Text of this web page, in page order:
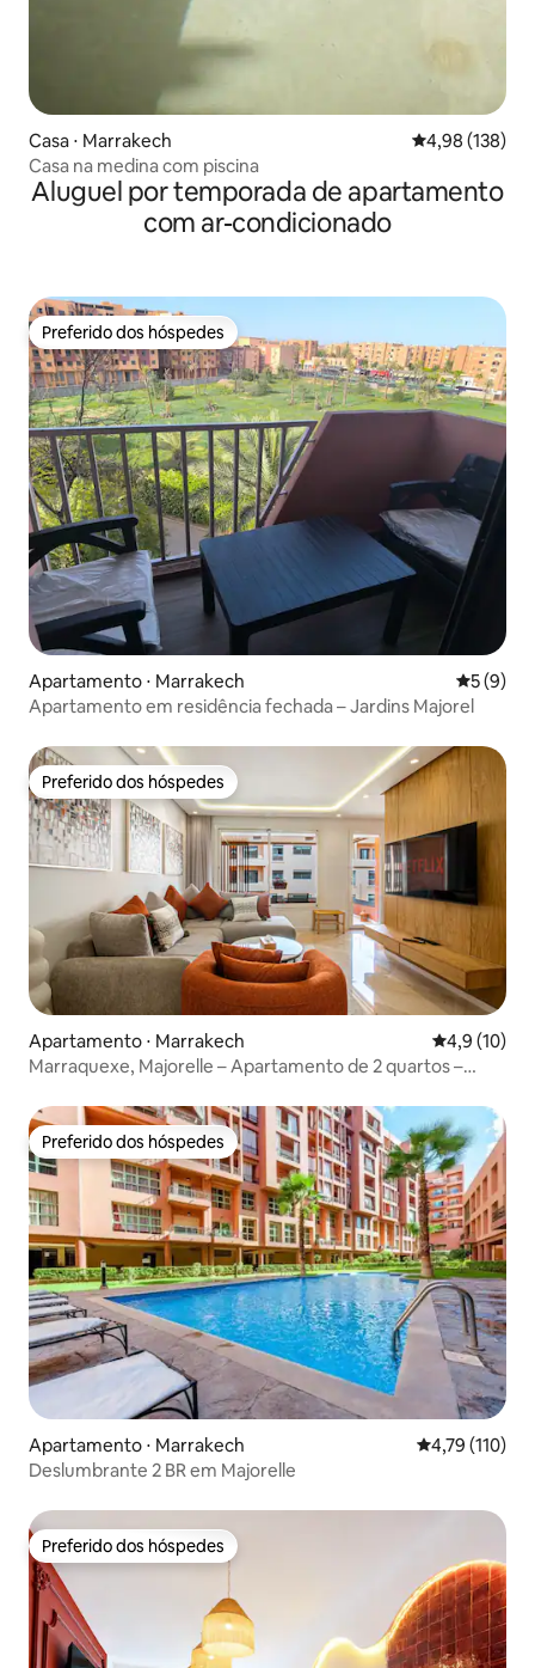
Casa ⋅ Marrakech 4,98 de uma
4,98 (138)
Casa na medina com piscina
Aluguel por temporada de apartamento
com ar-condicionado
Preferido dos hóspedes
Preferido dos hóspedes
Apartamento ⋅ Marrakech 5 de
5 (9)
Apartamento em residência fechada – Jardins Majorel
Preferido dos hóspedes
Preferido dos hóspedes
Apartamento ⋅ Marrakech 4,9 de uma
4,9 (10)
Marraquexe, Majorelle – Apartamento de 2 quartos –
Preferido dos hóspedes
Preferido dos hóspedes
Apartamento ⋅ Marrakech 4,79 de uma
4,79 (110)
Deslumbrante 2 BR em Majorelle
Preferido dos hóspedes
Preferido dos hóspedes